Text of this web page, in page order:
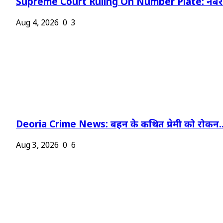
Supreme Court Ruling On Number Plate:
Aug 4, 2026 0 3
Deoria Crime News: बहन के कथित प्रेमी को
Aug 3, 2026 0 6